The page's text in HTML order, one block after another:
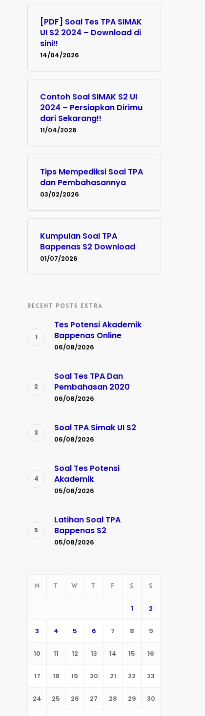
[PDF] Soal Tes TPA SIMAK
UI S2 2024 – Download di
sini!!
14/04/2026
Contoh Soal SIMAK S2 UI
2024 – Persiapkan Dirimu
dari Sekarang!!
11/04/2026
Tips Mempediksi Soal TPA
dan Pembahasannya
03/02/2026
Kumpulan Soal TPA
Bappenas S2 Download
01/07/2026
RECENT POSTS EXTRA
Tes Potensi Akademik
Bappenas Online
06/08/2026
Soal Tes TPA Dan
Pembahasan 2020
06/08/2026
Soal TPA Simak UI S2
06/08/2026
Soal Tes Potensi
Akademik
05/08/2026
Latihan Soal TPA
Bappenas S2
05/08/2026
M T W T F S S
1 2
3 4 5 6 7 8 9
10 11 12 13 14 15 16
17 18 19 20 21 22 23
24 25 26 27 28 29 30